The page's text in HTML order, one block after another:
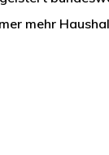
mehr